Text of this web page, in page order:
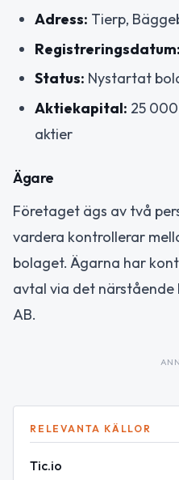
Adress: Tierp,
Registreringsdatum:
Status: Nystartat
Aktiekapital: 25
aktier
Ägare
Företaget ägs av två
vardera kontrollerar
bolaget. Ägarna har
avtal via det närstående
AB.
RELEVANTA KÄLLOR
Tic.io